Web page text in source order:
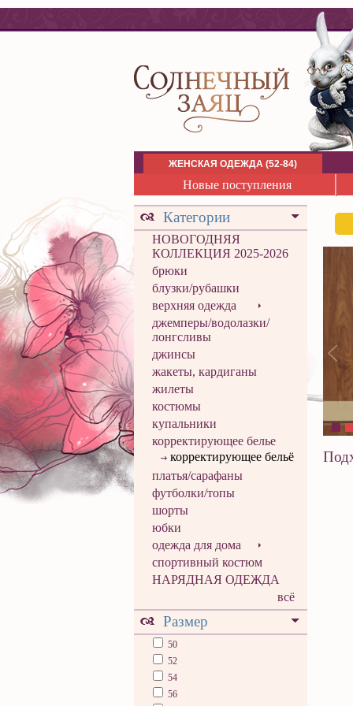
ЖЕНСКАЯ ОДЕЖДА (52-84)
Новые поступления
Категории
НОВОГОДНЯЯ
КОЛЛЕКЦИЯ 2025-2026
брюки
блузки/рубашки
верхняя одежда
джемперы/водолазки/
лонгсливы
джинсы
жакеты, кардиганы
жилеты
костюмы
купальники
корректирующее белье
корректирующее бельё
платья/сарафаны
футболки/топы
шорты
юбки
одежда для дома
спортивный костюм
НАРЯДНАЯ ОДЕЖДА
всё
Размер
50
52
54
56